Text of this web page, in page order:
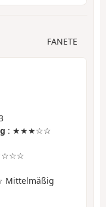
FANETE
: ★★★☆☆